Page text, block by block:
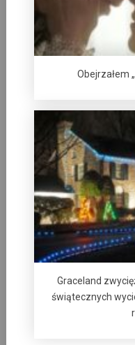
Obejrzałem
Graceland
świątecznych